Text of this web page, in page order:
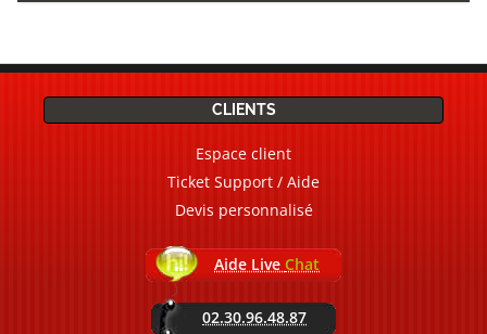
CLIENTS
Espace client
Ticket Support / Aide
Devis personnalisé
Aide Live Chat
02.30.96.48.87